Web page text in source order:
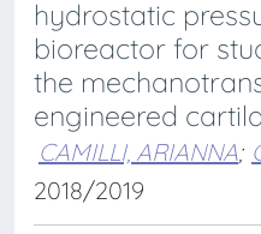
hydrostatic
bioreactor for
the
engineered
CAMILLI, ARIANNA;
2018/2019